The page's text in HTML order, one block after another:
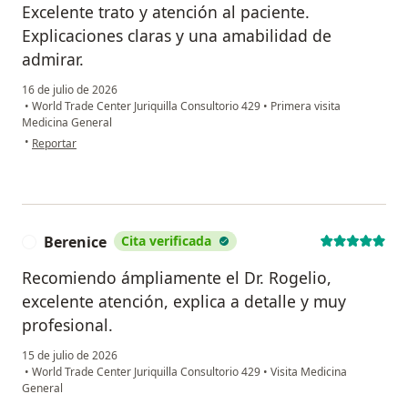
Excelente trato y atención al paciente.
Explicaciones claras y una amabilidad de
admirar.
16 de julio de 2026
• World Trade Center Juriquilla Consultorio 429 • Primera visita
Medicina General
• en opinión del usuario Araceli Quintero
Reportar
Berenice Cita verificada
Recomiendo ámpliamente el Dr. Rogelio,
excelente atención, explica a detalle y muy
profesional.
15 de julio de 2026
• World Trade Center Juriquilla Consultorio 429 • Visita Medicina
General